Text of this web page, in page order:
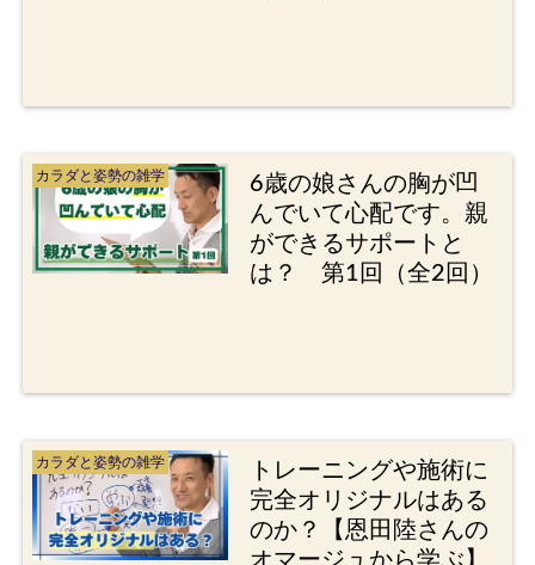
カラダと姿勢の雑学
6歳の娘さんの胸が凹
んでいて心配です。親
ができるサポートと
は？ 第1回（全2回）
カラダと姿勢の雑学
トレーニングや施術に
完全オリジナルはある
のか？【恩田陸さんの
オマージュから学ぶ】